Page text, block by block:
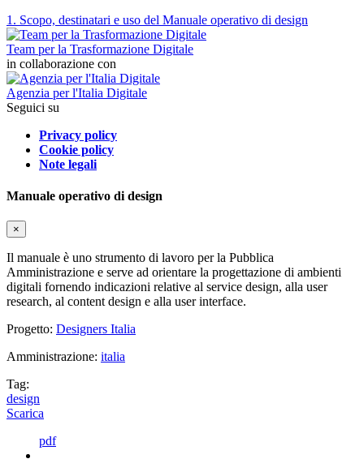
1. Scopo, destinatari e uso del Manuale operativo di design
Team per la Trasformazione Digitale
in collaborazione con
Agenzia per l'Italia Digitale
Seguici su
Privacy policy
Cookie policy
Note legali
Manuale operativo di design
×
Il manuale è uno strumento di lavoro per la Pubblica
Amministrazione e serve ad orientare la progettazione di ambienti
digitali fornendo indicazioni relative al service design, alla user
research, al content design e alla user interface.
Progetto: Designers Italia
Amministrazione: italia
Tag:
design
Scarica
pdf